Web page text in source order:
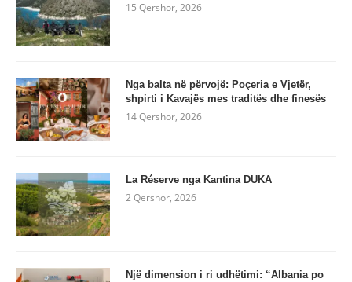
15 Qershor, 2026
Nga balta në përvojë: Poçeria e Vjetër,
shpirti i Kavajës mes traditës dhe finesës
14 Qershor, 2026
La Réserve nga Kantina DUKA
2 Qershor, 2026
Një dimension i ri udhëtimi: “Albania po